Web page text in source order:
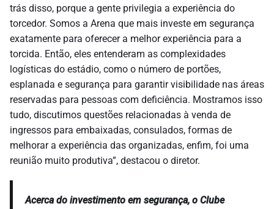
trás disso, porque a gente privilegia a experiência do
torcedor. Somos a Arena que mais investe em segurança
exatamente para oferecer a melhor experiência para a
torcida. Então, eles entenderam as complexidades
logísticas do estádio, como o número de portões,
esplanada e segurança para garantir visibilidade nas áreas
reservadas para pessoas com deficiência. Mostramos isso
tudo, discutimos questões relacionadas à venda de
ingressos para embaixadas, consulados, formas de
melhorar a experiência das organizadas, enfim, foi uma
reunião muito produtiva”, destacou o diretor.
Acerca do investimento em segurança, o Clube